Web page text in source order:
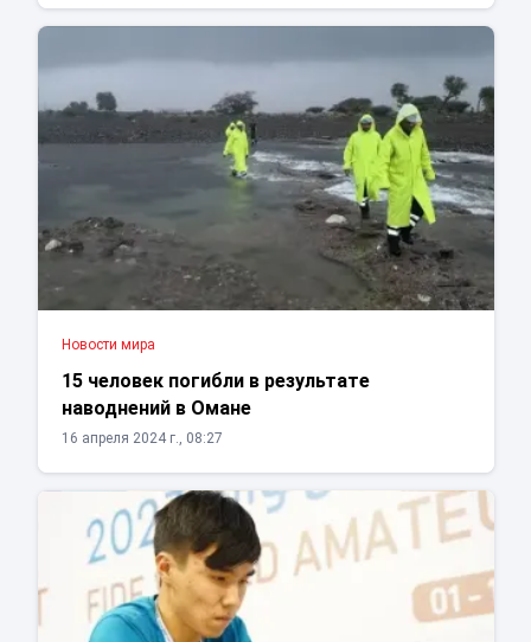
Новости мира
15 человек погибли в результате
наводнений в Омане
16 апреля 2024 г., 08:27